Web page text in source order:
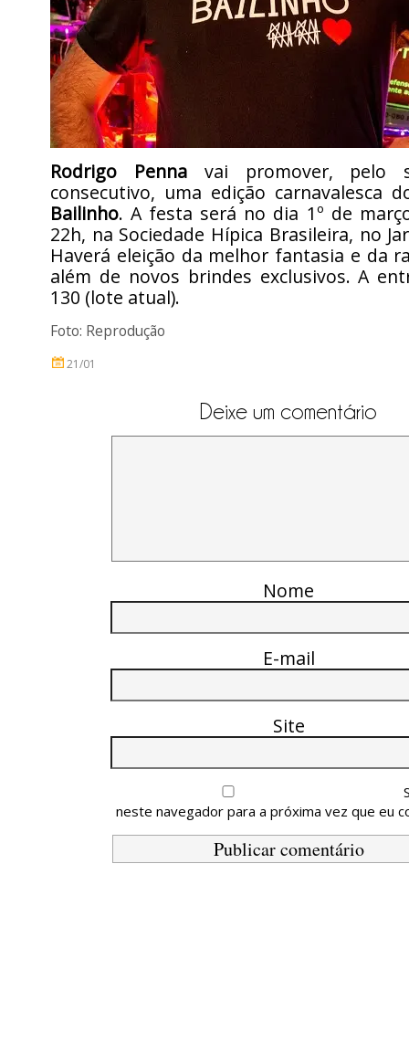
Rodrigo Pennavai promover, pelo
consecutivo, uma edição carnavalesca
Bailinho. A festa será no dia 1º de
22h, na Sociedade Hípica Brasileira, no
Haverá eleição da melhor fantasia e da
além de novos brindes exclusivos. A
130 (lote atual).
Foto: Reprodução
21/01
Deixe um comentário
Nome
E-mail
Site
neste navegador para a próxima vez que eu